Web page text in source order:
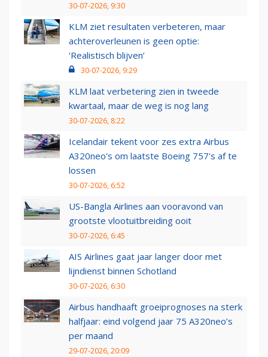
30-07-2026, 9:30
KLM ziet resultaten verbeteren, maar
achteroverleunen is geen optie:
‘Realistisch blijven’
30-07-2026, 9:29
KLM laat verbetering zien in tweede
kwartaal, maar de weg is nog lang
30-07-2026, 8:22
Icelandair tekent voor zes extra Airbus
A320neo's om laatste Boeing 757's af te
lossen
30-07-2026, 6:52
US-Bangla Airlines aan vooravond van
grootste vlootuitbreiding ooit
30-07-2026, 6:45
AIS Airlines gaat jaar langer door met
lijndienst binnen Schotland
30-07-2026, 6:30
Airbus handhaaft groeiprognoses na sterk
halfjaar: eind volgend jaar 75 A320neo’s
per maand
29-07-2026, 20:09